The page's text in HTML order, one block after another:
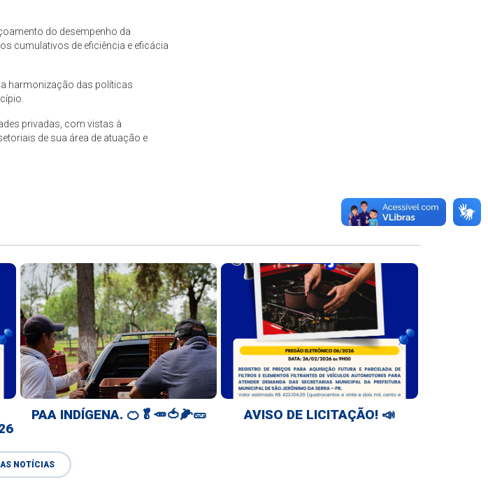
do desempenho da
cumulativos de eficiência e eficácia
harmonização das políticas
privadas, com vistas à
de sua área de atuação e
PAA INDÍGENA. 🍊🥬🥕🍅🌽🥒 AVISO DE LICITAÇÃO! 📣
NOTÍCIAS